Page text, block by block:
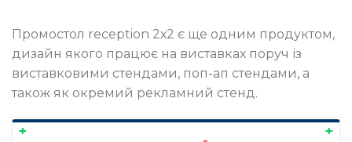
Промостол reception 2х2 є ще одним продуктом,
дизайн якого працює на виставках поруч із
виставковими стендами, поп-ап стендами, а
також як окремий рекламний стенд.